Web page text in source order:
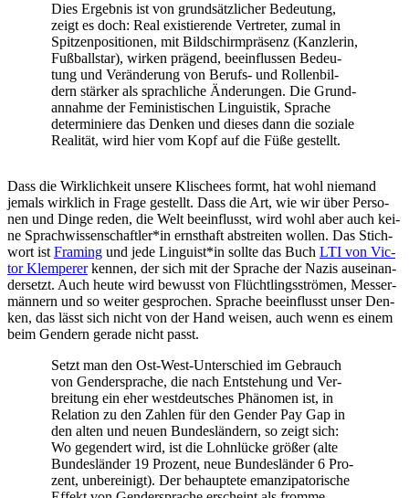
Dies Ergeb­nis ist von grundsätzlicher Bedeu­tung,
zeigt es doch: Real exis­tie­ren­de Ver­tre­ter, zumal in
Spit­zen­po­si­tio­nen, mit Bildschirmpräsenz (Kanz­le­rin,
Fuß­ball­star), wir­ken prägend, beein­flus­sen Bedeu­
tung und Veränderung von Berufs- und Rol­len­bil­
dern stärker als sprach­li­che Änderungen. Die Grund­
an­nah­me der Femi­nis­ti­schen Lin­gu­is­tik, Spra­che
deter­mi­nie­re das Den­ken und die­ses dann die sozia­le
Realität, wird hier vom Kopf auf die Füße gestellt.
Dass die Wirk­lich­keit unse­re Kli­schees formt, hat wohl nie­mand
jemals wirk­lich in Fra­ge gestellt. Dass die Art, wie wir über Per­so­
nen und Din­ge reden, die Welt beein­flusst, wird wohl aber auch kei­
ne Sprachwissenschaftler*in ernst­haft abstrei­ten wol­len. Das Stich­
wort ist Framing und jede Linguist*in soll­te das Buch LTI von Vic­
tor Klem­pe­rerken­nen, der sich mit der Spra­che der Nazis aus­ein­an­
der­setzt. Auch heu­te wird bewusst von Flücht­lings­strö­men, Mes­ser­
män­nern und so wei­ter gespro­chen. Spra­che beein­flusst unser Den­
ken, das lässt sich nicht von der Hand wei­sen, auch wenn es einem
beim Gen­dern gera­de nicht passt.
Setzt man den Ost-West-Unter­schied im Gebrauch
von Gen­der­spra­che, die nach Ent­ste­hung und Ver­
brei­tung ein eher west­deut­sches Phänomen ist, in
Rela­ti­on zu den Zah­len für den Gen­der Pay Gap in
den alten und neu­en Bundesländern, so zeigt sich:
Wo gegen­dert wird, ist die Lohnlücke größer (alte
Bundesländer 19 Pro­zent, neue Bundesländer 6 Pro­
zent, unbe­rei­nigt). Der behaup­te­te eman­zi­pa­to­ri­sche